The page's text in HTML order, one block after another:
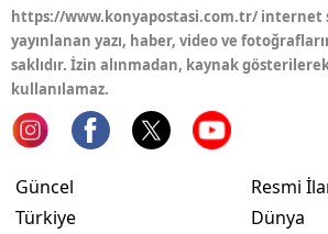
https://www.konyapostasi.com.tr/ internet
yayınlanan yazı, haber, video ve
saklıdır. İzin alınmadan, kaynak
kullanılamaz.
Güncel
Türkiye
Resmi
Dünya